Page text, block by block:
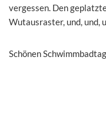
vergessen. Den
Wutausraster, und, und,
Schönen